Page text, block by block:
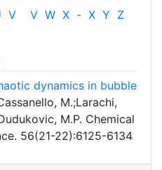
V V W X - X Y Z
dynamics in bubble
M.;Larachi,
M.P. Chemical
56(21-22):6125-6134